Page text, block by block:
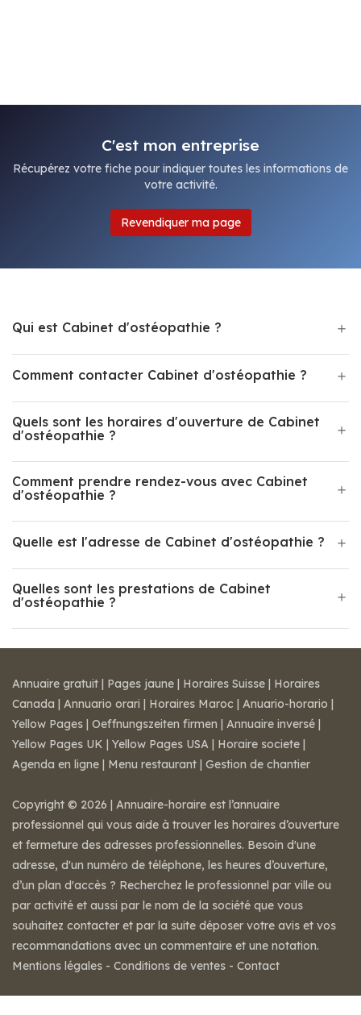
C'est mon entreprise
Récupérez votre fiche pour indiquer toutes les informations de
votre activité.
Revendiquer ma page
Qui est Cabinet d'ostéopathie ?
Comment contacter Cabinet d'ostéopathie ?
Quels sont les horaires d'ouverture de Cabinet
d'ostéopathie ?
Comment prendre rendez-vous avec Cabinet
d'ostéopathie ?
Quelle est l'adresse de Cabinet d'ostéopathie ?
Quelles sont les prestations de Cabinet
d'ostéopathie ?
Annuaire gratuit | Pages jaune | Horaires Suisse | Horaires
Canada | Annuario orari | Horaires Maroc | Anuario-horario |
Yellow Pages | Oeffnungszeiten firmen | Annuaire inversé |
Yellow Pages UK | Yellow Pages USA | Horaire societe |
Agenda en ligne | Menu restaurant | Gestion de chantier
Copyright © 2026 | Annuaire-horaire est l’annuaire
professionnel qui vous aide à trouver les horaires d’ouverture
et fermeture des adresses professionnelles. Besoin d'une
adresse, d'un numéro de téléphone, les heures d’ouverture,
d’un plan d'accès ? Recherchez le professionnel par ville ou
par activité et aussi par le nom de la société que vous
souhaitez contacter et par la suite déposer votre avis et vos
recommandations avec un commentaire et une notation.
Mentions légales - Conditions de ventes - Contact